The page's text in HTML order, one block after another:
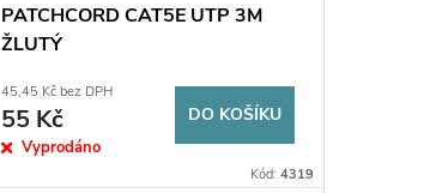
PATCHCORD CAT5E UTP 3M
ŽLUTÝ
45,45 Kč bez DPH
55 Kč
Vyprodáno
DO KOŠÍKU
Kód: 4319